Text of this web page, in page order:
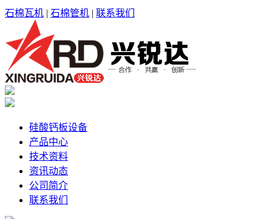
石棉瓦机 | 石棉管机 | 联系我们
硅酸钙板设备
产品中心
技术资料
资讯动态
公司简介
联系我们